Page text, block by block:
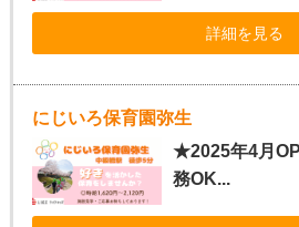
詳細を見る
にじいろ保育園弥生
★2025年4月
務OK...